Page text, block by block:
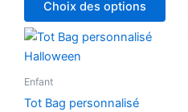
Choix des options
Enfant
Tot Bag personnalisé